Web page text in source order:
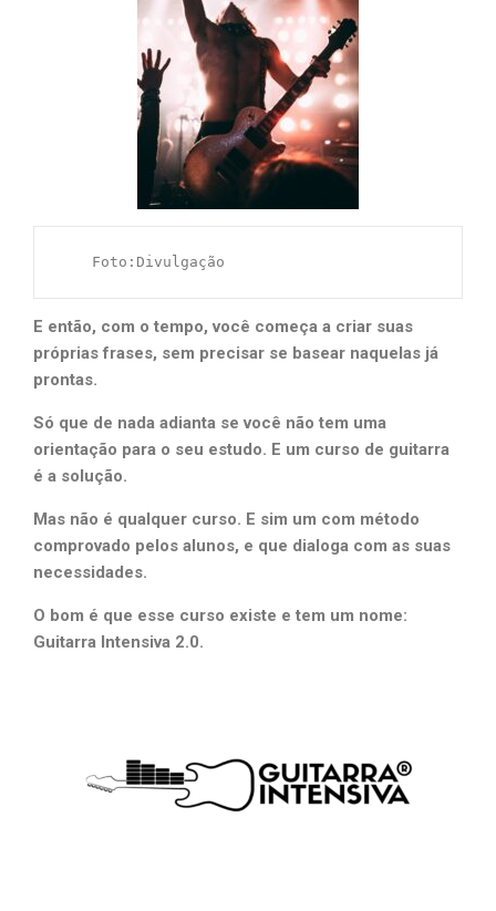
    Foto:Divulgação
E então, com o tempo, você começa a criar suas
próprias frases, sem precisar se basear naquelas já
prontas.
Só que de nada adianta se você não tem uma
orientação para o seu estudo. E um curso de guitarra
é a solução.
Mas não é qualquer curso. E sim um com método
comprovado pelos alunos, e que dialoga com as suas
necessidades.
O bom é que esse curso existe e tem um nome:
Guitarra Intensiva 2.0.